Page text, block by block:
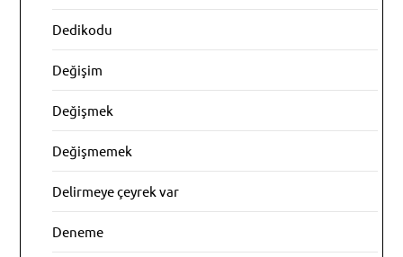
Dedikodu
Değişim
Değişmek
Değişmemek
Delirmeye çeyrek var
Deneme